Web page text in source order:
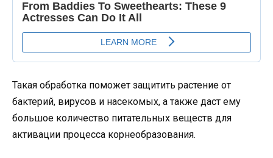
Такая обработка поможет защитить растение от
бактерий, вирусов и насекомых, а также даст ему
большое количество питательных веществ для
активации процесса корнеобразования.